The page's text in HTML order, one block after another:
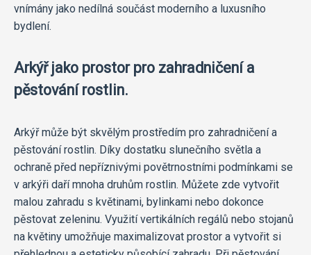
vnímány jako nedílná součást moderního a luxusního
bydlení.
Arkýř jako prostor pro zahradničení a
pěstování rostlin.
Arkýř může být skvělým prostředím pro zahradničení a
pěstování rostlin. Díky dostatku slunečního světla a
ochraně před nepříznivými povětrnostními podmínkami se
v arkýři daří mnoha druhům rostlin. Můžete zde vytvořit
malou zahradu s květinami, bylinkami nebo dokonce
pěstovat zeleninu. Využití vertikálních regálů nebo stojanů
na květiny umožňuje maximalizovat prostor a vytvořit si